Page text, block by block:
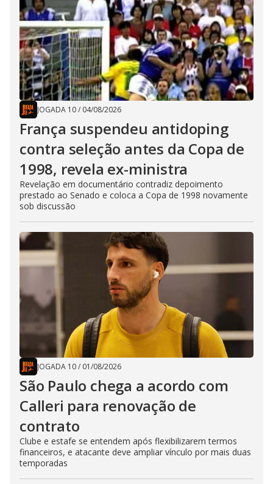
JOGADA 10/ 04/08/2026
França suspendeu antidoping
contra seleção antes da Copa de
1998, revela ex-ministra
Revelação em documentário contradiz depoimento
prestado ao Senado e coloca a Copa de 1998 novamente
sob discussão
JOGADA 10/ 01/08/2026
São Paulo chega a acordo com
Calleri para renovação de
contrato
Clube e estafe se entendem após flexibilizarem termos
financeiros, e atacante deve ampliar vínculo por mais duas
temporadas